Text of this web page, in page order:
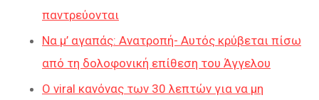
παντρεύονται
Να μ’ αγαπάς: Ανατροπή- Αυτός κρύβεται πίσω
από τη δολοφονική επίθεση του Άγγελου
Ο viral κανόνας των 30 λεπτών για να μη